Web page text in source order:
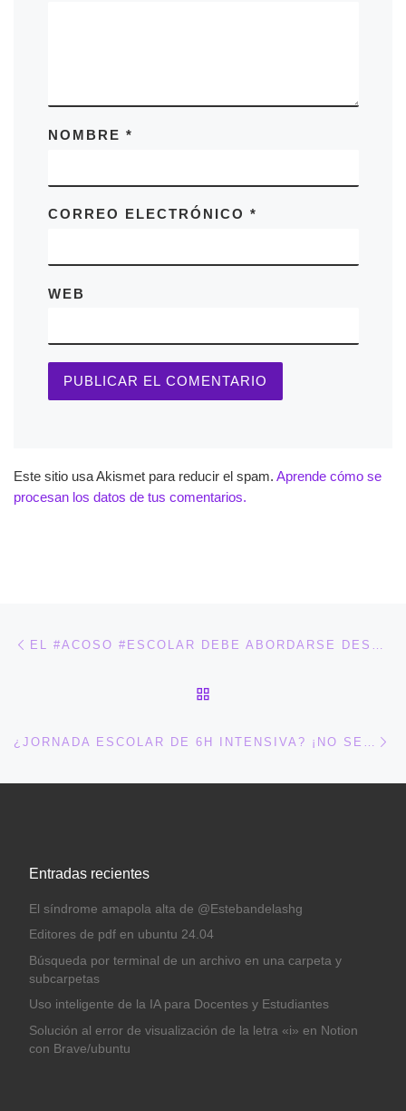
NOMBRE *
CORREO ELECTRÓNICO *
WEB
Este sitio usa Akismet para reducir el spam. Aprende cómo se
procesan los datos de tus comentarios.
Navegación de entradas
Entradas recientes
El síndrome amapola alta de @Estebandelashg
Editores de pdf en ubuntu 24.04
Búsqueda por terminal de un archivo en una carpeta y
subcarpetas
Uso inteligente de la IA para Docentes y Estudiantes
Solución al error de visualización de la letra «i» en Notion
con Brave/ubuntu